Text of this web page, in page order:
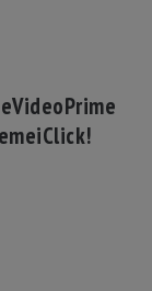
VideoPrime
Click!